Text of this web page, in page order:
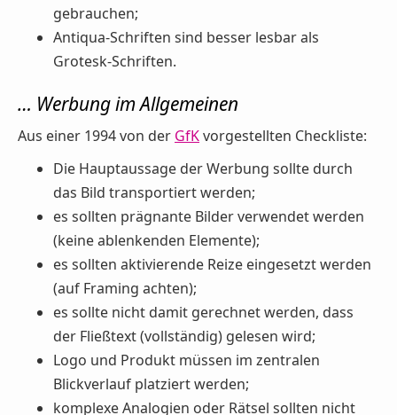
gebrauchen;
Antiqua-Schriften sind besser lesbar als
Grotesk-Schriften.
… Werbung im Allgemeinen
Aus einer 1994 von der GfKvorgestellten Checkliste:
Die Hauptaussage der Werbung sollte durch
das Bild transportiert werden;
es sollten prägnante Bilder verwendet werden
(keine ablenkenden Elemente);
es sollten aktivierende Reize eingesetzt werden
(auf Framing achten);
es sollte nicht damit gerechnet werden, dass
der Fließtext (vollständig) gelesen wird;
Logo und Produkt müssen im zentralen
Blickverlauf platziert werden;
komplexe Analogien oder Rätsel sollten nicht